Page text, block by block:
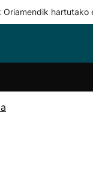
Oriamendik
Taldeak